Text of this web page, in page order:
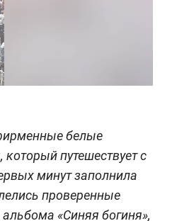
белые
путешествует с
минут заполнила
проверенные
«Синяя богиня»,